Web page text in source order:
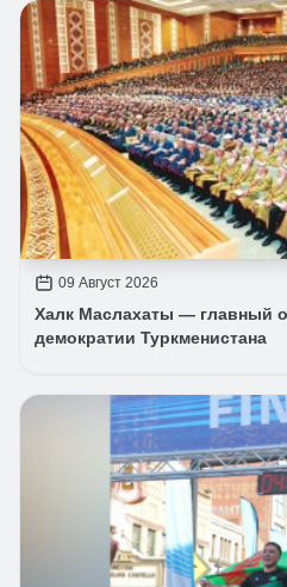
09 Август 2026
Халк Маслахаты — главный
демократии Туркменистана